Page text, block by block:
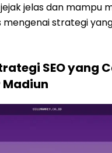
jelas dan mampu
mengenai strategi
SEO yang
Madiun